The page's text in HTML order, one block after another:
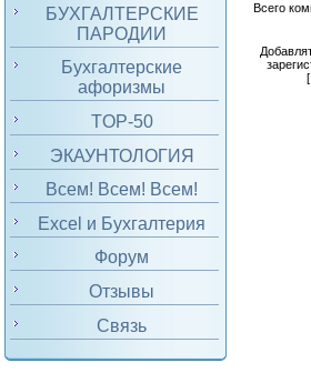
БУХГАЛТЕРСКИЕ
ПАРОДИИ
Бухгалтерские
афоризмы
TOP-50
ЭКАУНТОЛОГИЯ
Всем! Всем! Всем!
Excel и Бухгалтерия
Форум
Отзывы
Связь
Всего
[